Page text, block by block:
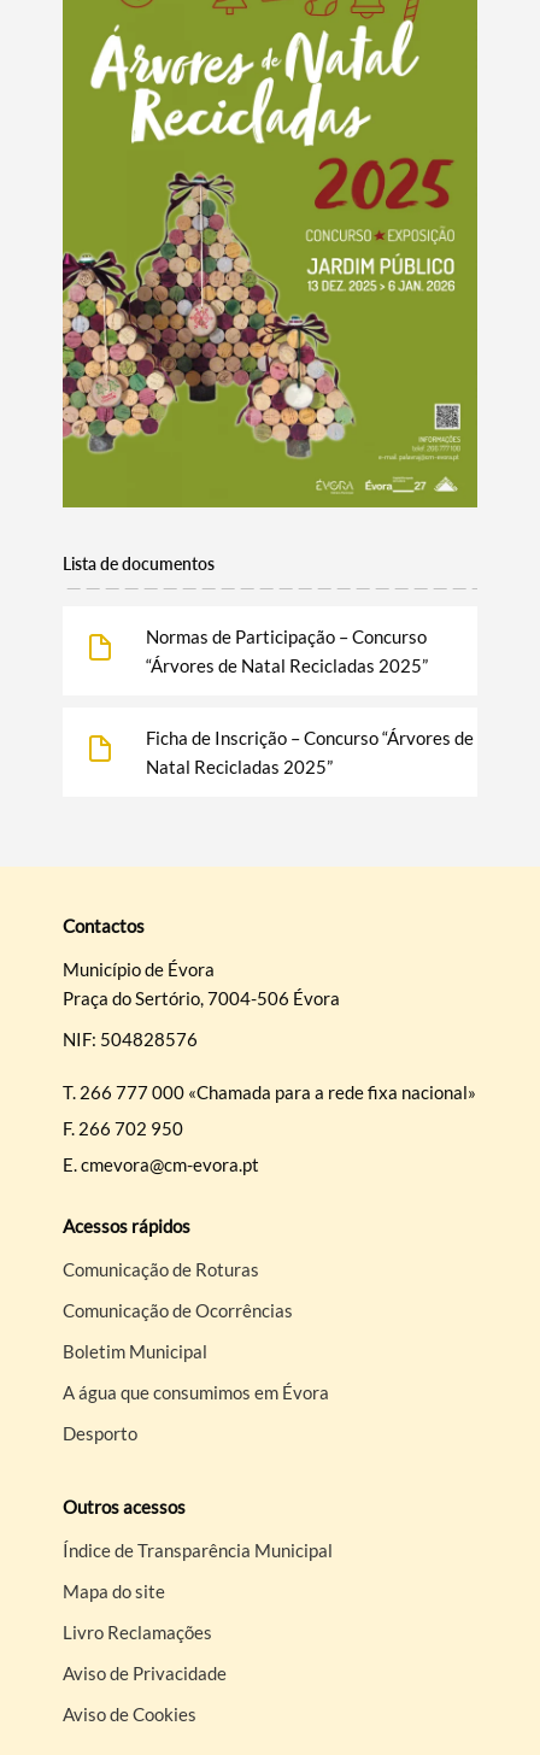
Termo de Pesquisa
Categorias gerais
Filtros
Lista de documentos
Normas de Participação – Concurso
“Árvores de Natal Recicladas 2025”
Ficha de Inscrição – Concurso “Árvores de
Natal Recicladas 2025”
Contactos
Município de Évora
Praça do Sertório, 7004-506 Évora
NIF: 504828576
T. 266 777 000 «Chamada para a rede fixa nacional»
F. 266 702 950
E.cmevora@cm-evora.pt
Acessos rápidos
Comunicação de Roturas
Comunicação de Ocorrências
Boletim Municipal
A água que consumimos em Évora
Desporto
Outros acessos
Índice de Transparência Municipal
Mapa do site
Livro Reclamações
Aviso de Privacidade
Aviso de Cookies